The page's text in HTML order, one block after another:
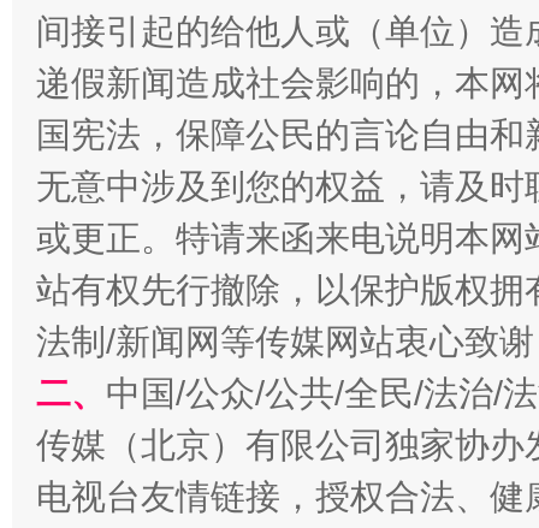
千年窑火 生生不息 一
揭开“小金库”的免责幌子
间接引起的给他人或（单位）
递假新闻造成社会影响的，本
国宪法，保障公民的言论自由
无意中涉及到您的权益，请及
或更正。特请来函来电说明本
站有权先行撤除，以保护版权
法制/新闻网等传媒网站衷心致
二、 中国/公众/公共/全民/法治/
传媒（北京）有限公司独家协
电视台友情链接，授权合法、